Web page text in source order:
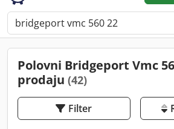
Polovni Bridgeport Vmc
prodaju (42)
Filter